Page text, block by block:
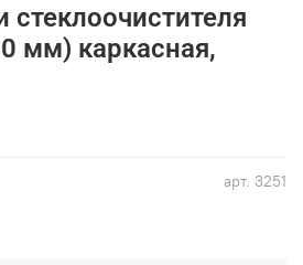
арт. 3251
мм) каркасная,